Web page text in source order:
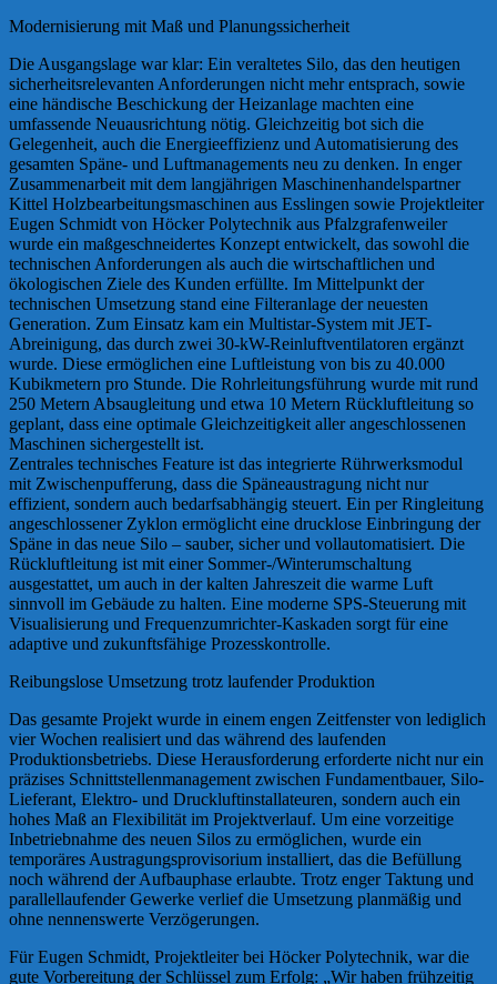
Modernisierung mit Maß und Planungssicherheit
Die Ausgangslage war klar: Ein veraltetes Silo, das den heutigen
sicherheitsrelevanten Anforderungen nicht mehr entsprach, sowie
eine händische Beschickung der Heizanlage machten eine
umfassende Neuausrichtung nötig. Gleichzeitig bot sich die
Gelegenheit, auch die Energieeffizienz und Automatisierung des
gesamten Späne- und Luftmanagements neu zu denken. In enger
Zusammenarbeit mit dem langjährigen Maschinenhandelspartner
Kittel Holzbearbeitungsmaschinen aus Esslingen sowie Projektleiter
Eugen Schmidt von Höcker Polytechnik aus Pfalzgrafenweiler
wurde ein maßgeschneidertes Konzept entwickelt, das sowohl die
technischen Anforderungen als auch die wirtschaftlichen und
ökologischen Ziele des Kunden erfüllte. Im Mittelpunkt der
technischen Umsetzung stand eine Filteranlage der neuesten
Generation. Zum Einsatz kam ein Multistar-System mit JET-
Abreinigung, das durch zwei 30-kW-Reinluftventilatoren ergänzt
wurde. Diese ermöglichen eine Luftleistung von bis zu 40.000
Kubikmetern pro Stunde. Die Rohrleitungsführung wurde mit rund
250 Metern Absaugleitung und etwa 10 Metern Rückluftleitung so
geplant, dass eine optimale Gleichzeitigkeit aller angeschlossenen
Maschinen sichergestellt ist.
Zentrales technisches Feature ist das integrierte Rührwerksmodul
mit Zwischenpufferung, dass die Späneaustragung nicht nur
effizient, sondern auch bedarfsabhängig steuert. Ein per Ringleitung
angeschlossener Zyklon ermöglicht eine drucklose Einbringung der
Späne in das neue Silo – sauber, sicher und vollautomatisiert. Die
Rückluftleitung ist mit einer Sommer-/Winterumschaltung
ausgestattet, um auch in der kalten Jahreszeit die warme Luft
sinnvoll im Gebäude zu halten. Eine moderne SPS-Steuerung mit
Visualisierung und Frequenzumrichter-Kaskaden sorgt für eine
adaptive und zukunftsfähige Prozesskontrolle.
Reibungslose Umsetzung trotz laufender Produktion
Das gesamte Projekt wurde in einem engen Zeitfenster von lediglich
vier Wochen realisiert und das während des laufenden
Produktionsbetriebs. Diese Herausforderung erforderte nicht nur ein
präzises Schnittstellenmanagement zwischen Fundamentbauer, Silo-
Lieferant, Elektro- und Druckluftinstallateuren, sondern auch ein
hohes Maß an Flexibilität im Projektverlauf. Um eine vorzeitige
Inbetriebnahme des neuen Silos zu ermöglichen, wurde ein
temporäres Austragungsprovisorium installiert, das die Befüllung
noch während der Aufbauphase erlaubte. Trotz enger Taktung und
parallellaufender Gewerke verlief die Umsetzung planmäßig und
ohne nennenswerte Verzögerungen.
Für Eugen Schmidt, Projektleiter bei Höcker Polytechnik, war die
gute Vorbereitung der Schlüssel zum Erfolg: „Wir haben frühzeitig